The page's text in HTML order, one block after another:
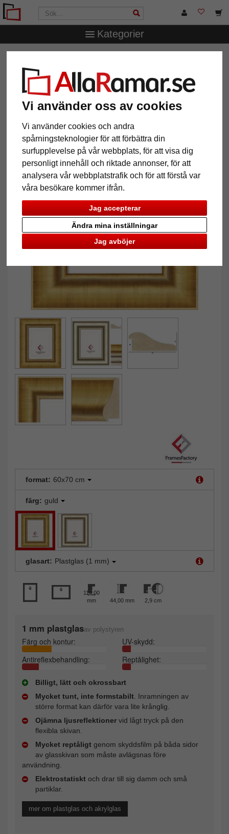
Vi använder oss av cookies
Vi använder cookies och andra
spårningsteknologier för att förbättra din
surfupplevelse på vår webbplats, för att visa dig
personligt innehåll och riktade annonser, för att
analysera vår webbplatstrafik och för att förstå var
våra besökare kommer ifrån.
Jag accepterar
Jag avböjer
Ändra mina inställningar
Kategorier
Rosa
Barockram Rosa
Tillbaka
format: 60x70 cm
färg: guld
glasart: Plastglas (1 mm)
114,00
mm
44,00 mm 2,9 cm
1 mm plastglasav polystyren
Färg och kontur:
UV-skydd:
Antireflexbehandling:
Reptålighet:
Billigt, lätt och okrossbart
Mycket tunt, inte formstabilt. Inramningen av
större format kan därför vara lite krånglig.
Ojämna ljusreflektioner vid lågt tryck på den
flexibla skivan.
Mycket reptåligt genom skyddsfilm på båda sidor
av glasskivan som måste avlägsnas före
användning.
Elektrostatiskt och drar till sig damm och små
partiklar.
mer om plastglas och akrylglas